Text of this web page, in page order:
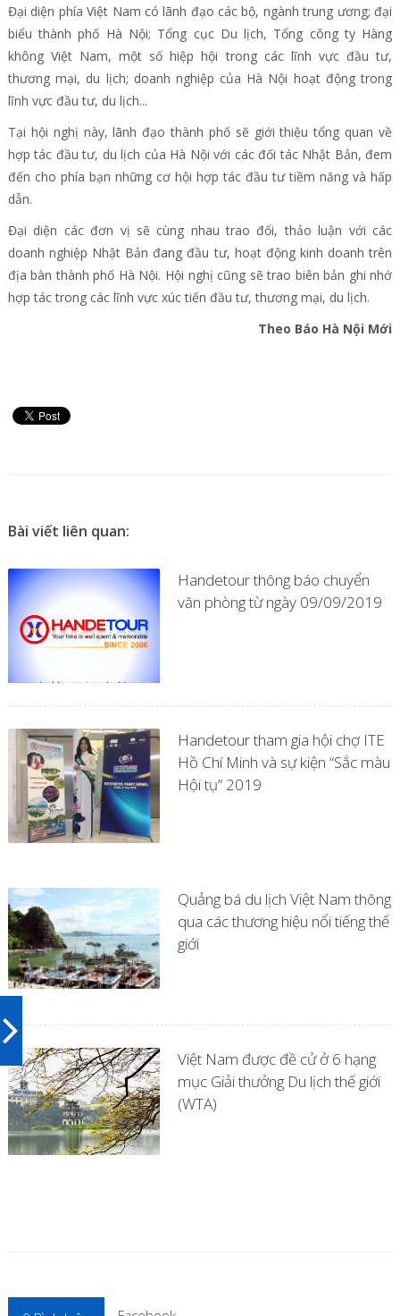
Đại diện phía Việt Nam có lãnh đạo các bộ, ngành trung ương; đại
biểu thành phố Hà Nội; Tổng cục Du lịch, Tổng công ty Hàng
không Việt Nam, một số hiệp hội trong các lĩnh vực đầu tư,
thương mại, du lịch; doanh nghiệp của Hà Nội hoạt động trong
lĩnh vực đầu tư, du lịch...
Tại hội nghị này, lãnh đạo thành phố sẽ giới thiệu tổng quan về
hợp tác đầu tư, du lịch của Hà Nội với các đối tác Nhật Bản, đem
đến cho phía bạn những cơ hội hợp tác đầu tư tiềm năng và hấp
dẫn.
Đại diện các đơn vị sẽ cùng nhau trao đổi, thảo luận với các
doanh nghiệp Nhật Bản đang đầu tư, hoạt động kinh doanh trên
địa bàn thành phố Hà Nội. Hội nghị cũng sẽ trao biên bản ghi nhớ
hợp tác trong các lĩnh vực xúc tiến đầu tư, thương mại, du lịch.
Theo Báo Hà Nội Mới
Bài viết liên quan:
Handetour thông báo chuyển
văn phòng từ ngày 09/09/2019
Handetour tham gia hội chợ ITE
Hồ Chí Minh và sự kiện “Sắc màu
Hội tụ” 2019
Quảng bá du lịch Việt Nam thông
qua các thương hiệu nổi tiếng thế
giới
Việt Nam được đề cử ở 6 hạng
mục Giải thưởng Du lịch thế giới
(WTA)